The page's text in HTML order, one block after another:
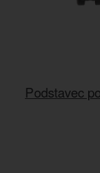
Podstavec